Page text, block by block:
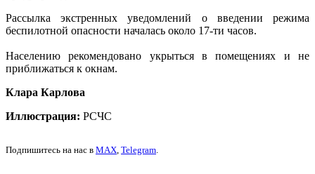
Рассылка экстренных уведомлений о введении режима
беспилотной опасности началась около 17-ти часов.
Населению рекомендовано укрыться в помещениях и не
приближаться к окнам.
Клара Карлова
Иллюстрация: РСЧС
Подпишитесь на нас в MAX, Telegram.